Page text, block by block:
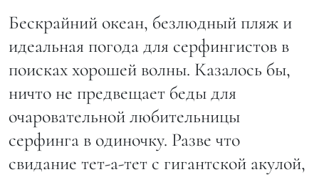
Бескрайний океан, безлюдный пляж и
идеальная погода для серфингистов в
поисках хорошей волны. Казалось бы,
ничто не предвещает беды для
очаровательной любительницы
серфинга в одиночку. Разве что
свидание тет-а-тет с гигантской акулой,